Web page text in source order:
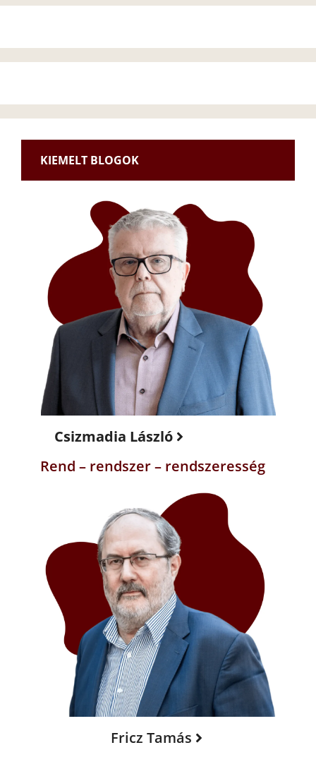
KIEMELT BLOGOK
Csizmadia László
Rend – rendszer – rendszeresség
Fricz Tamás